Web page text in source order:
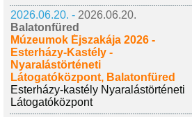
2026.06.20. - 2026.06.20.
Balatonfüred
Múzeumok Éjszakája 2026 -
Esterházy-Kastély -
Nyaralástörténeti
Látogatóközpont, Balatonfüred
Esterházy-kastély Nyaralástörténeti
Látogatóközpont